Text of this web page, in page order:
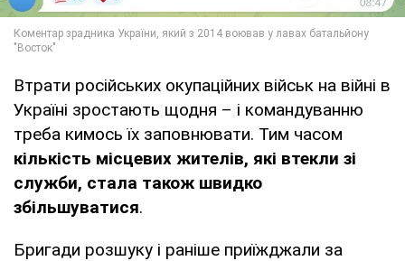
Втрати російських окупаційних військ на війні в
Україні зростають щодня – і командуванню
треба кимось їх заповнювати. Тим часом
кількість місцевих жителів, які втекли зі
служби, стала також швидко
збільшуватися.
Бригади розшуку і раніше приїжджали за